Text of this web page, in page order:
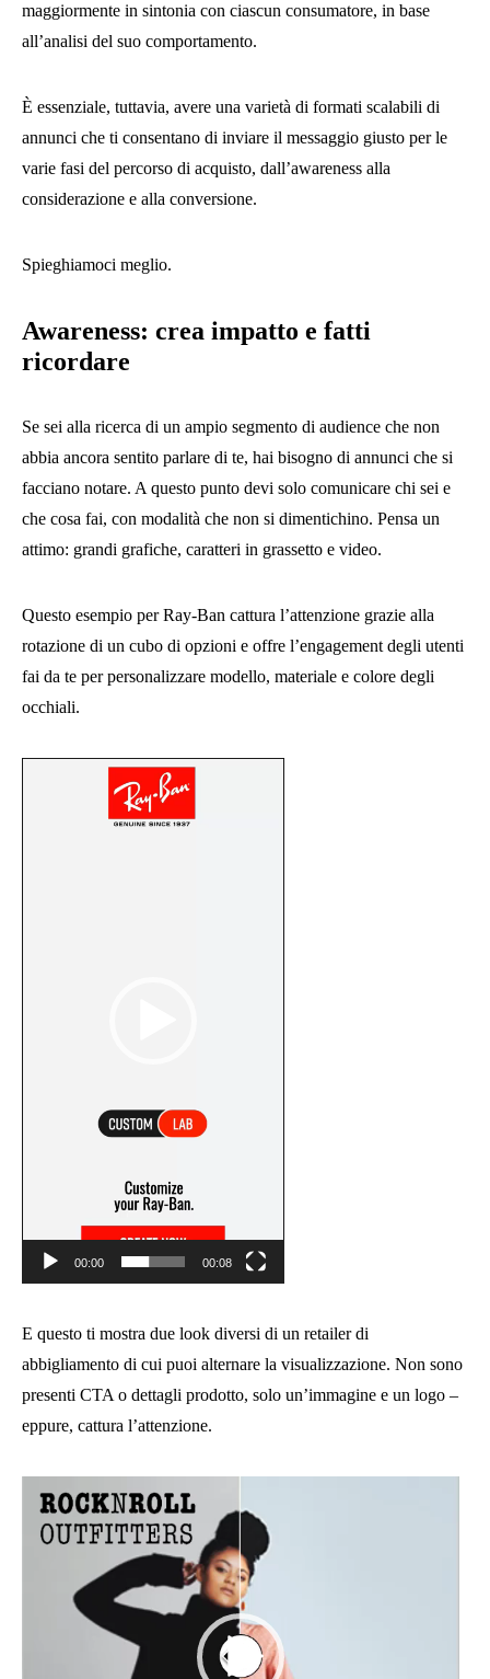
maggiormente in sintonia con ciascun consumatore, in base
all’analisi del suo comportamento.
È essenziale, tuttavia, avere una varietà di formati scalabili di
annunci che ti consentano di inviare il messaggio giusto per le
varie fasi del percorso di acquisto, dall’awareness alla
considerazione e alla conversione.
Spieghiamoci meglio.
Awareness: crea impatto e fatti
ricordare
Se sei alla ricerca di un ampio segmento di audience che non
abbia ancora sentito parlare di te, hai bisogno di annunci che si
facciano notare. A questo punto devi solo comunicare chi sei e
che cosa fai, con modalità che non si dimentichino. Pensa un
attimo: grandi grafiche, caratteri in grassetto e video.
Questo esempio per Ray-Ban cattura l’attenzione grazie alla
rotazione di un cubo di opzioni e offre l’engagement degli utenti
fai da te per personalizzare modello, materiale e colore degli
occhiali.
00:00 00:08
E questo ti mostra due look diversi di un retailer di
abbigliamento di cui puoi alternare la visualizzazione. Non sono
presenti CTA o dettagli prodotto, solo un’immagine e un logo –
eppure, cattura l’attenzione.
Player